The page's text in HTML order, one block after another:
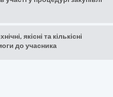
якісні та кількісні
до учасника